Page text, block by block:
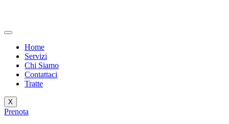
Home
Servizi
Chi Siamo
Contattaci
Tratte
X
Prenota